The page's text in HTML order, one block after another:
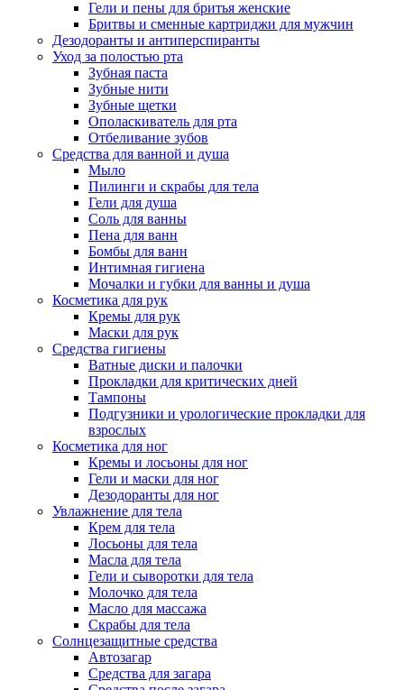
Гели и пены для бритья женские
Бритвы и сменные картриджи для мужчин
Дезодоранты и антиперспиранты
Уход за полостью рта
Зубная паста
Зубные нити
Зубные щетки
Ополаскиватель для рта
Отбеливание зубов
Средства для ванной и душа
Мыло
Пилинги и скрабы для тела
Гели для душа
Соль для ванны
Пена для ванн
Бомбы для ванн
Интимная гигиена
Мочалки и губки для ванны и душа
Косметика для рук
Кремы для рук
Маски для рук
Средства гигиены
Ватные диски и палочки
Прокладки для критических дней
Тампоны
Подгузники и урологические прокладки для
взрослых
Косметика для ног
Кремы и лосьоны для ног
Гели и маски для ног
Дезодоранты для ног
Увлажнение для тела
Крем для тела
Лосьоны для тела
Масла для тела
Гели и сыворотки для тела
Молочко для тела
Масло для массажа
Скрабы для тела
Солнцезащитные средства
Автозагар
Средства для загара